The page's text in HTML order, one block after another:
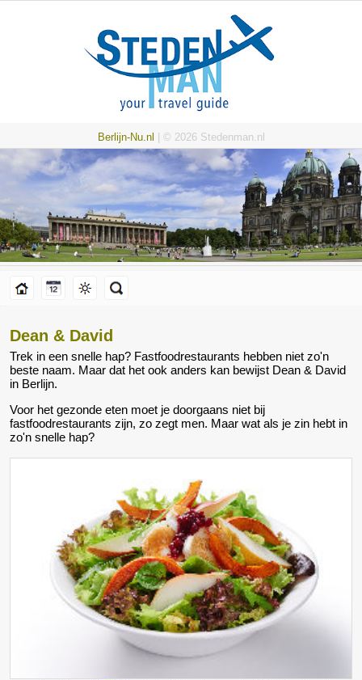
Berlijn-Nu.nl | © 2026 Stedenman.nl
Dean & David
Trek in een snelle hap? Fastfoodrestaurants hebben niet zo'n
beste naam. Maar dat het ook anders kan bewijst Dean & David
in Berlijn.
Voor het gezonde eten moet je doorgaans niet bij
fastfoodrestaurants zijn, zo zegt men. Maar wat als je zin hebt in
zo'n snelle hap?